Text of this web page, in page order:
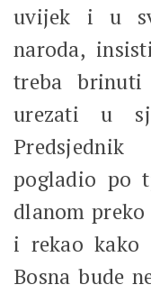
uvijek i u
naroda,
treba
urezati u
pogladio po
dlanom
i rekao
Bosna bude